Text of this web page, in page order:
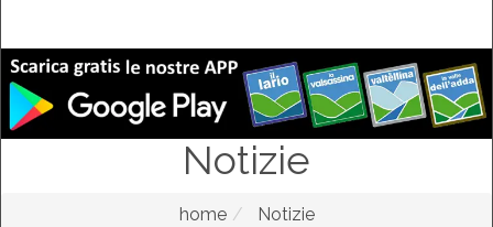
Notizie
home Notizie